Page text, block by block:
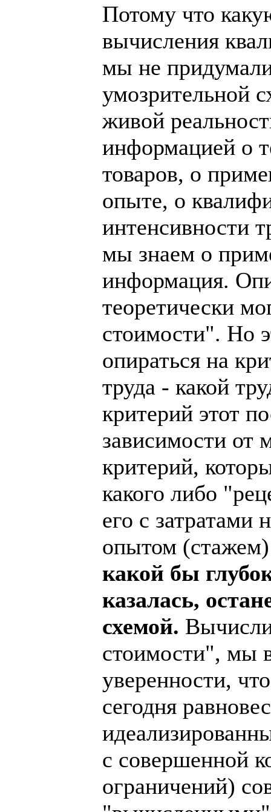
Потому что
вычисления
мы не
умозрительной
живой
информацией о
товаров, о
опыте, о
интенсивности
мы знаем о
информация.
теоретически
стоимости". Но
опираться на
труда - какой
критерий этот
зависимости от
критерий,
какого либо
его с затратами
опытом
какой бы
казалась,
схемой.
стоимости", мы
уверенности,
сегодня
с совершенной
ограничений)